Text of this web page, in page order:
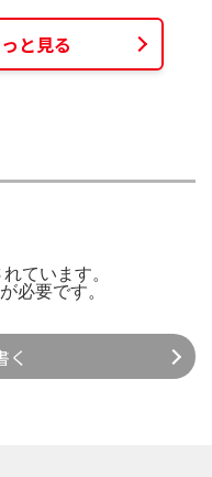
と見る
ています。
が必要です。
く